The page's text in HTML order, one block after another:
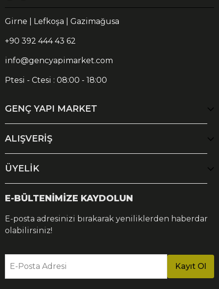
Girne | Lefkoşa | Gazimağusa
+90 392 444 43 62
info@gencyapimarket.com
Ptesi - Ctesi : 08:00 - 18:00
GENÇ YAPI MARKET
ALIŞVERİŞ
ÜYELİK
E-BÜLTENİMİZE KAYDOLUN
E-posta adresinizi bırakarak yeniliklerden haberdar
olabilirsiniz!
E-Posta Adresi Kayıt Ol